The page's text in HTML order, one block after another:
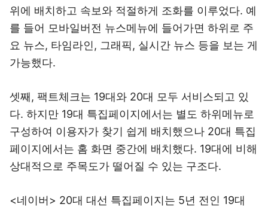
위에 배치하고 속보와 적절하게 조화를 이루었다. 예
를 들어 모바일버전 뉴스메뉴에 들어가면 하위로 주
요 뉴스, 타임라인, 그래픽, 실시간 뉴스 등을 보는 게
가능했다.
셋째, 팩트체크는 19대와 20대 모두 서비스되고 있
다. 하지만 19대 특집페이지에서는 별도 하위메뉴로
구성하여 이용자가 찾기 쉽게 배치했으나 20대 특집
페이지에서는 홈 화면 중간에 배치했다. 19대에 비해
상대적으로 주목도가 떨어질 수 있는 구조다.
<네이버> 20대 대선 특집페이지는 5년 전인 19대